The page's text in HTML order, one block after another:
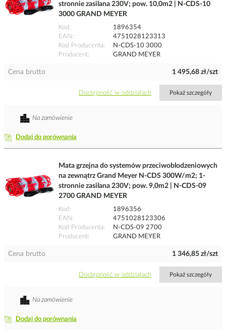
stronnie zasilana 230V; pow. 10,0m2 | N-CDS-10
3000 GRAND MEYER
Kod
1896354
EAN
4751028123313
Kod Producenta
N-CDS-10 3000
Producent
GRAND MEYER
Cena brutto 1 495,68 zł/szt
Dostępność w oddziałach Pokaż szczegóły
Dodaj do porównania
Na zamówienie
Mata grzejna do systemów przeciwoblodzeniowych
na zewnątrz Grand Meyer N-CDS 300W/m2; 1-
stronnie zasilana 230V; pow. 9,0m2 | N-CDS-09
2700 GRAND MEYER
Kod
1896356
EAN
4751028123306
Kod Producenta
N-CDS-09 2700
Producent
GRAND MEYER
Cena brutto 1 346,85 zł/szt
Dostępność w oddziałach Pokaż szczegóły
Dodaj do porównania
Na zamówienie